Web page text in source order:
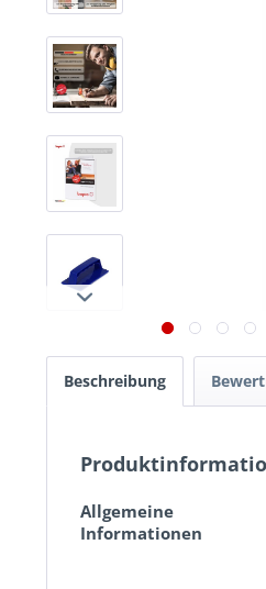
Beschreibung
Allgemeine
Informationen